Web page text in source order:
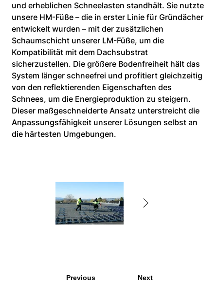
Previous Next
und erheblichen Schneelasten standhält. Sie nutzte
unsere HM-Füße – die in erster Linie für Gründächer
entwickelt wurden – mit der zusätzlichen
Schaumschicht unserer LM-Füße, um die
Kompatibilität mit dem Dachsubstrat
sicherzustellen. Die größere Bodenfreiheit hält das
System länger schneefrei und profitiert gleichzeitig
von den reflektierenden Eigenschaften des
Schnees, um die Energieproduktion zu steigern.
Dieser maßgeschneiderte Ansatz unterstreicht die
Anpassungsfähigkeit unserer Lösungen selbst an
die härtesten Umgebungen.